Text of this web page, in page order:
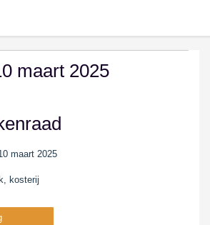
maart 2025
maart 2025
kosterij